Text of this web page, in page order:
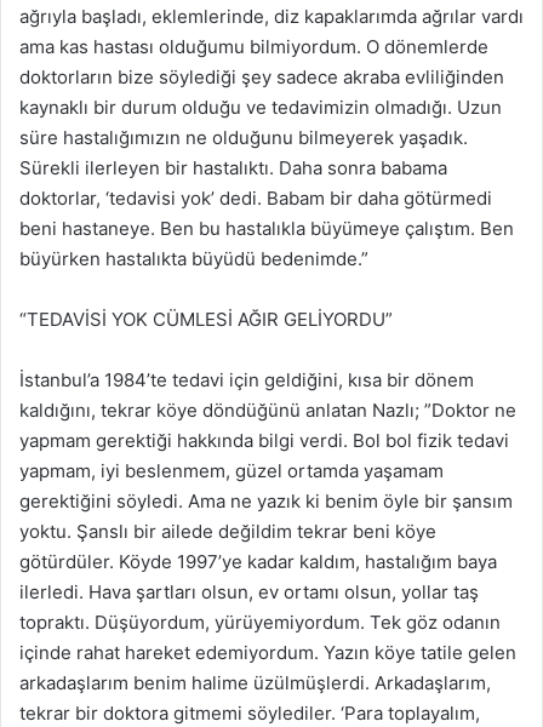
ağrıyla başladı, eklemlerinde, diz kapaklarımda ağrılar vardı
ama kas hastası olduğumu bilmiyordum. O dönemlerde
doktorların bize söylediği şey sadece akraba evliliğinden
kaynaklı bir durum olduğu ve tedavimizin olmadığı. Uzun
süre hastalığımızın ne olduğunu bilmeyerek yaşadık.
Sürekli ilerleyen bir hastalıktı. Daha sonra babama
doktorlar, ‘tedavisi yok’ dedi. Babam bir daha götürmedi
beni hastaneye. Ben bu hastalıkla büyümeye çalıştım. Ben
büyürken hastalıkta büyüdü bedenimde.”
“TEDAVİSİ YOK CÜMLESİ AĞIR GELİYORDU”
İstanbul’a 1984’te tedavi için geldiğini, kısa bir dönem
kaldığını, tekrar köye döndüğünü anlatan Nazlı; ”Doktor ne
yapmam gerektiği hakkında bilgi verdi. Bol bol fizik tedavi
yapmam, iyi beslenmem, güzel ortamda yaşamam
gerektiğini söyledi. Ama ne yazık ki benim öyle bir şansım
yoktu. Şanslı bir ailede değildim tekrar beni köye
götürdüler. Köyde 1997’ye kadar kaldım, hastalığım baya
ilerledi. Hava şartları olsun, ev ortamı olsun, yollar taş
topraktı. Düşüyordum, yürüyemiyordum. Tek göz odanın
içinde rahat hareket edemiyordum. Yazın köye tatile gelen
arkadaşlarım benim halime üzülmüşlerdi. Arkadaşlarım,
tekrar bir doktora gitmemi söylediler. ‘Para toplayalım,